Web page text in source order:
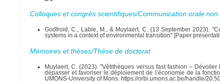
Colloques et congrès scientifiques/Communication orale
Godfroid, C., Labie, M., & Muylaert, C. (13 September 2023).
systems in a context of environmental transition" [Paper
Mémoires et thèses/Thèse de doctorat
Muylaert, C. (2023). "Vêtithèques versus fast fashion –
dépasser et favoriser le déploiement de l’économie de la
UMONS-University of Mons. https://orbi.umons.ac.be/handle/